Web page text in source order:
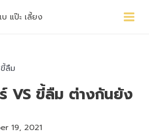
Menu
VS ขี้ลืม ต่างกันยัง
19, 2021